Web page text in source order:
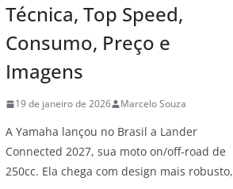
Técnica, Top Speed,
Consumo, Preço e
Imagens
19 de janeiro de 2026 Marcelo Souza
A Yamaha lançou no Brasil a Lander
Connected 2027, sua moto on/off-road de
250cc. Ela chega com design mais robusto,